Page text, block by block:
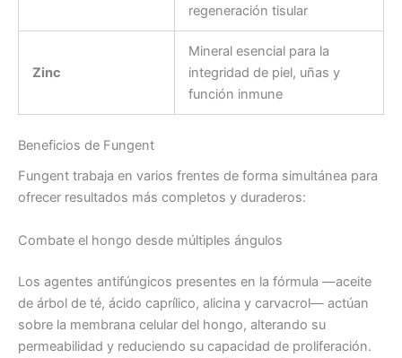
regeneración tisular
Zinc
Mineral esencial para la
integridad de piel, uñas y
función inmune
Beneficios de Fungent
Fungent trabaja en varios frentes de forma simultánea para
ofrecer resultados más completos y duraderos:
Combate el hongo desde múltiples ángulos
Los agentes antifúngicos presentes en la fórmula —aceite
de árbol de té, ácido caprílico, alicina y carvacrol— actúan
sobre la membrana celular del hongo, alterando su
permeabilidad y reduciendo su capacidad de proliferación.